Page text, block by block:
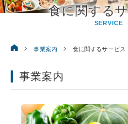
食に関する
SERVICE
株式会社NHファシリティーズ
事業案内 食に関するサービス
事業案内